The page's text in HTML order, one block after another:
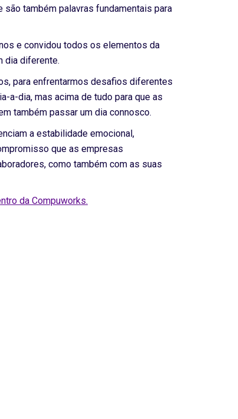
também palavras fundamentais para
e convidou todos os elementos da
dia diferente.
para enfrentarmos desafios diferentes
a-dia, mas acima de tudo para que as
também passar um dia connosco.
a estabilidade emocional,
que as empresas
como também com as suas
da Compuworks.